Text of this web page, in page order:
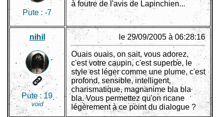
Pute : -7
à foutre de l'avis de Lapinchien...
nihil
Pute :19
void
le 29/09/2005 à 06:28:16
Ouais ouais, on sait, vous adorez,
c'est votre caupin, c'est superbe, le
style est léger comme une plume, c'est
profond, sensible, intelligent,
charismatique, magnanime bla bla
bla. Vous permettez qu'on ricane
légèrement à ce point du dialogue ?